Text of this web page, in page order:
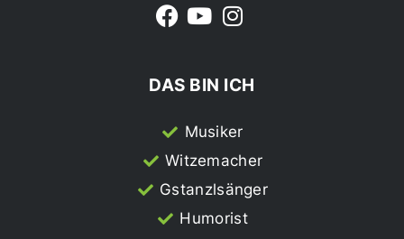
DAS BIN ICH
Musiker
Witzemacher
Gstanzlsänger
Humorist